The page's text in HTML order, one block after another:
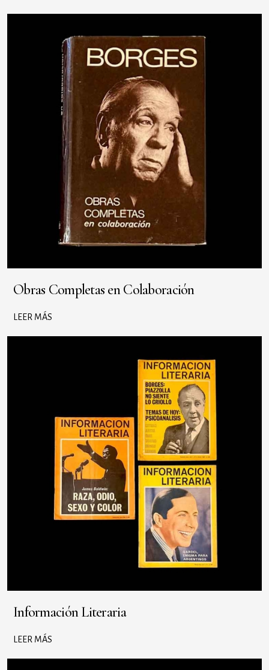
Obras Completas en Colaboración
LEER MÁS
Información Literaria
LEER MÁS